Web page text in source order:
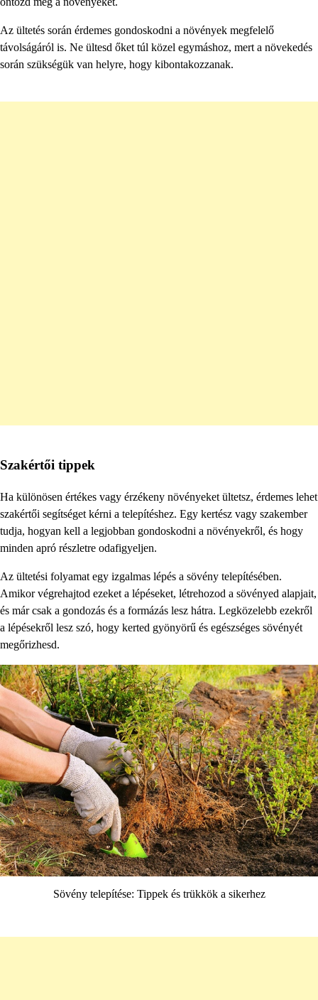
Az ültetés során érdemes gondoskodni a növények megfelelő
távolságáról is. Ne ültesd őket túl közel egymáshoz, mert a növekedés
során szükségük van helyre, hogy kibontakozzanak.
Szakértői tippek
Ha különösen értékes vagy érzékeny növényeket ültetsz, érdemes lehet
szakértői segítséget kérni a telepítéshez. Egy kertész vagy szakember
tudja, hogyan kell a legjobban gondoskodni a növényekről, és hogy
minden apró részletre odafigyeljen.
Az ültetési folyamat egy izgalmas lépés a sövény telepítésében.
Amikor végrehajtod ezeket a lépéseket, létrehozod a sövényed alapjait,
és már csak a gondozás és a formázás lesz hátra. Legközelebb ezekről
a lépésekről lesz szó, hogy kerted gyönyörű és egészséges sövényét
megőrizhesd.
Sövény telepítése: Tippek és trükkök a sikerhez